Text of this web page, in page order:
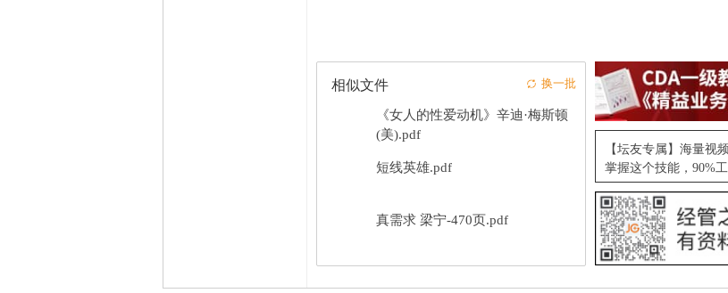
相似文件 换一批
《女人的性爱动机》辛迪·梅斯顿
(美).pdf
短线英雄.pdf
真需求 梁宁-470页.pdf
【坛友专属】海量视
掌握这个技能，90%